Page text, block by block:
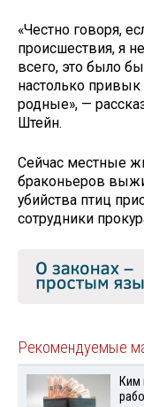
«Честно говоря,
происшествия, я
всего, это было
настолько
родные», —
Штейн.
Сейчас местные
браконьеров
убийства птиц
сотрудники
Рекомендуемые
Ким